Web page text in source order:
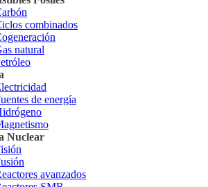
combinados
natural
de energía
Nuclear
avanzados